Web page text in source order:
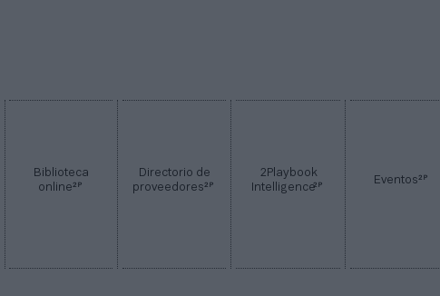
Biblioteca
online2P
Directorio de
proveedores2P
2Playbook
Intelligence2P Eventos2P